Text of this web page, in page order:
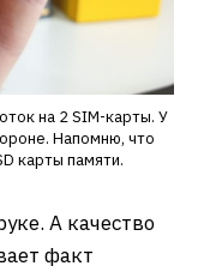
на 2 SIM-карты. У
Напомню, что
карты памяти.
А качество
факт